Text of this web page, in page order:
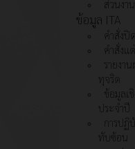
ส่วนงา
ข้อมูล ITA
คำสั่งปิ
คำสั่งแ
รายงา
ทุจริต
ข้อมูลเ
ประจำปี
การปฏิ
ทับซ้อน